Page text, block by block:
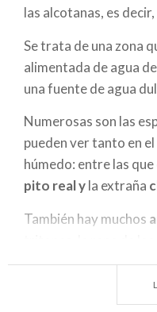
las alcotanas, es
Se trata de una zona
alimentada de agua
una fuente de agua
Numerosas son las
pueden ver tanto en
húmedo: entre las que
pito real yla extraña
También hay muchos
y la rana de Lataste.
zorros, la